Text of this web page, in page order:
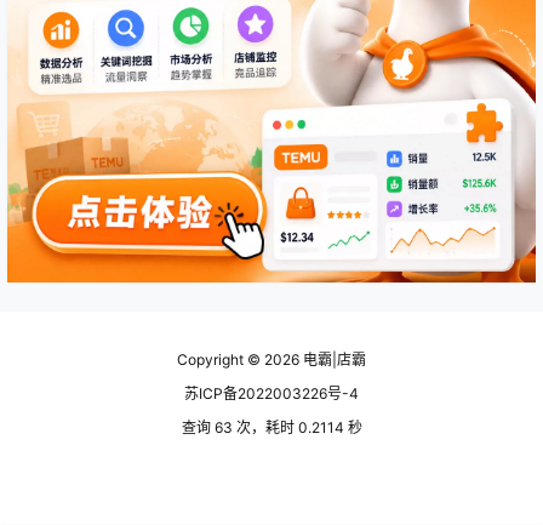
Copyright © 2026 电霸|店霸
苏ICP备2022003226号-4
查询 63 次，耗时 0.2114 秒